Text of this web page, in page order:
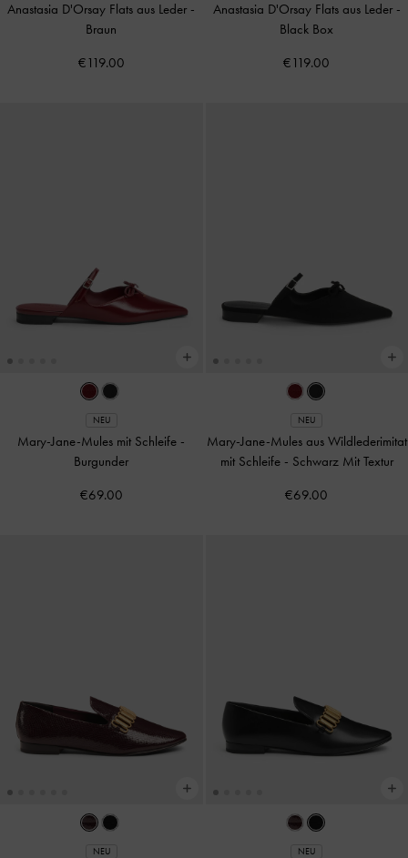
Anastasia D'Orsay Flats aus Leder -
Braun
€119.00
Anastasia D'Orsay Flats aus Leder -
Black Box
€119.00
NEU
Mary-Jane-Mules mit Schleife -
Burgunder
€69.00
NEU
Mary-Jane-Mules aus Wildlederimitat
mit Schleife - Schwarz Mit Textur
€69.00
NEU NEU